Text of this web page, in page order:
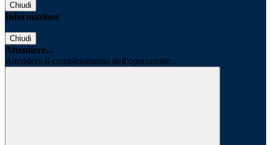
Chiudi
Informazione
Chiudi
Attendere...
Attendere il completamento dell'operazione...